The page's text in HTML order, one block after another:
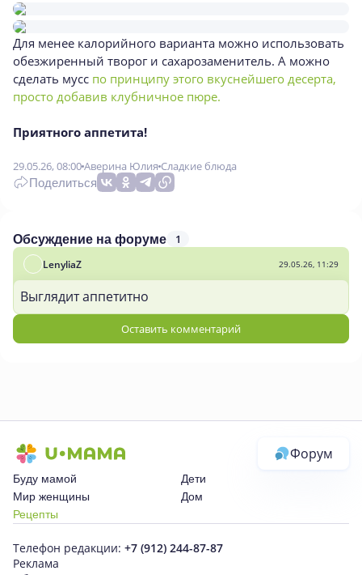
Для менее калорийного варианта можно использовать
обезжиренный творог и сахарозаменитель. А можно
сделать мусс по принципу этого вкуснейшего десерта,
просто добавив клубничное пюре.
Приятного аппетита!
29.05.26, 08:00Аверина Юлия Сладкие блюда
Поделиться
Обсуждение на форуме 1
LenyliaZ 29.05.26, 11:29
Выглядит аппетитно
Оставить комментарий
Форум
Буду мамой
Дети
Мир женщины
Дом
Рецепты
Телефон редакции: +7 (912) 244-87-87
Реклама